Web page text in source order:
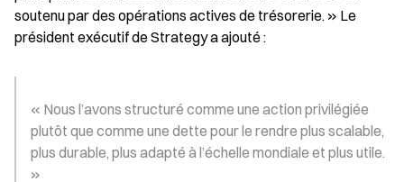
soutenu par des opérations actives de trésorerie. » Le
président exécutif de Strategy a ajouté :
« Nous l’avons structuré comme une action privilégiée
plutôt que comme une dette pour le rendre plus scalable,
plus durable, plus adapté à l’échelle mondiale et plus utile.
»